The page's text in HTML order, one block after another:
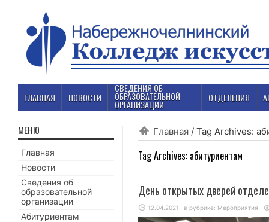
ГЛАВНАЯ НОВОСТИ
СВЕДЕНИЯ ОБ
ОБРАЗОВАТЕЛЬНОЙ
ОРГАНИЗАЦИИ
ОТДЕЛЕНИЯ
Главная / Tag Archives:
Tag Archives: абитуриентам
День открытых дверей
12.04.2021 в рубрике: Мероприятия
МЕНЮ
Главная
Новости
Сведения об
образовательной
организации
Абитуриентам